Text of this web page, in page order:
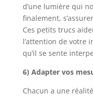
d’une lumière qui
finalement,
Ces petits trucs
l’attention de votre
qu’il se sente
6) Adapter vos
Chacun a une